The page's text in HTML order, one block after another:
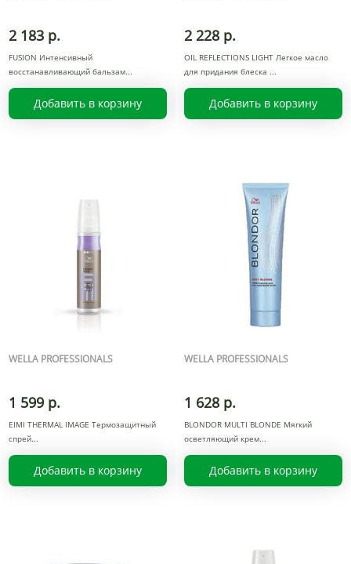
2 183 р.
FUSION Интенсивный
восстанавливающий бальзам
Добавить в корзину
2 228 р.
OIL REFLECTIONS LIGHT Легкое масло
для придания блеска
Добавить в корзину
WELLA PROFESSIONALS
1 599 р.
EIMI THERMAL IMAGE Термозащитный
спрей
Добавить в корзину
WELLA PROFESSIONALS
1 628 р.
BLONDOR MULTI BLONDE Mягкий
осветляющий крем
Добавить в корзину